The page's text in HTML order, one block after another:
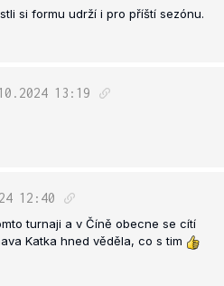
si formu udrží i pro příští sezónu.
13:19
12:40
turnaji a v Číně obecne se cítí
Katka hned věděla, co s tim